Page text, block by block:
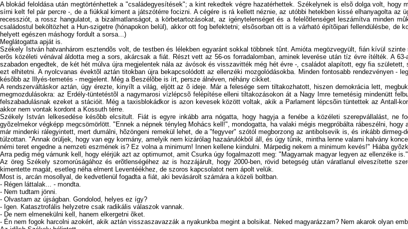
A blokád feloldása után megtörténhettek a "családegyesítések"; a kint rekedtek végre hazatérhettek. Székelynek is elsõ dolga volt,
sírni kelt fel pár percre -, de a fiúkkal kiment a játszótérre focizni. A cégére is rá kellett néznie, az utóbbi hetekben kissé elhanyagolta
recessziót, a rossz hangulatot, a bizalmatlanságot, a körbetartozásokat, az igénytelenséget és a felelõtlenséget leszámítva minden
családostul beköltözhet a Hun-szigetre (hónapokon belül), akkor ott fog befektetni; elsõsorban ott is a várható építõipari fellendülésbe,
helyett egészen máshogy fordult a sorsa...)
Meglátogatta apját is.
Székely István hatvanhárom esztendõs volt, de testben és lélekben egyaránt sokkal többnek tûnt. Amióta megözvegyült, fián kívül
erõs közéleti vénával áldotta meg a sors, akárcsak a fiát. Részt vett az 56-os forradalomban, aminek leverése után tíz évre ítélték. A
szabadon engedtek, de két hét múlva újra megjelentek nála az ávósok és visszavitték még hét évre -, családot alapított, egy fia
ezt elhitetni. A nyolcvanas évektõl aztán titokban újra bekapcsolódott az ellenzéki mozgolódásokba. Minden fontosabb rendezvényen -
késõbb az Illyés-temetés - megjelent. Még a Beszélõbe is írt, persze álnéven, néhány cikket.
A rendszerváltáskor aztán, úgy érezte, kinyílt a világ, eljött az õ ideje. Már a felesége sem tiltakozhatott, hiszen demokrácia lett,
megmozdulásokra: az Erdély-tüntetéstõl a nagymarosi vízlépcsõ felépítése elleni tiltakozásokon át a Nagy Imre temetésig mindenütt
felszabadulásnak ezeket a stációit. Még a taxisblokádkor is azon kevesek között voltak, akik a Parlament lépcsõin tüntettek az Antall-
akkor nem vontak kordont a Kossuth térre.
Székely István lelkesedése késõbb elcsitult. Fiát is egyre inkább arra nógatta, hogy hagyja a fenébe a közéleti szerepvállalást, ne
gyõzelmekor végképp megcsömörlött. "Ennek a népnek tényleg Mohács kell!", mondogatta, ha valaki mégis megpróbálta rábeszélni,
már mindenki rálegyintett, mert dumálni, hõzöngeni remekül lehet, de a "fegyver" szótól megborzong az antibolsevik is, és inkább
túlzottan. "Annak örüljek, hogy van egy kormány, amelyik nem kizárólag hazaárulókból áll, és úgy tûnik, mintha lenne valami halvány
némi teret engedne a nemzeti eszmének is? Ez volna a minimum! Innen kellene kiindulni. Márpedig nekem a minimum kevés!" Hiába
Arra pedig még várnunk kell, hogy elérjük azt az optimumot, amit Csurka úgy fogalmazott meg: "Magyarnak magyar legyen az ellenzéke is."
Az öreg Székely szomorúságához és erõtlenségéhez az is hozzájárult, hogy 2000-ben, rövid betegség után váratlanul elveszítette
kimentette magát, esetleg néha elment Leventéékhez, de szoros kapcsolatot nem ápolt velük.
Most is, arcán mosollyal, de kedvetlenül fogadta a fiát, aki bevásárolt számára a közeli boltban.
- Régen láttalak... - mondta.
- Nem tudtam jönni.
- Olvastam az újságban. Gondolod, helyes ez így?
- Igen. Katasztrofális helyzetre csak radikális válaszok vannak.
- De nem elmenekülni kell, hanem elkergetni õket.
- Én nem fogok harcolni azokért, akik aztán visszaszavazzák a nyakunkba megint a bolsikat. Neked magyarázzam? Nem akarok olyan